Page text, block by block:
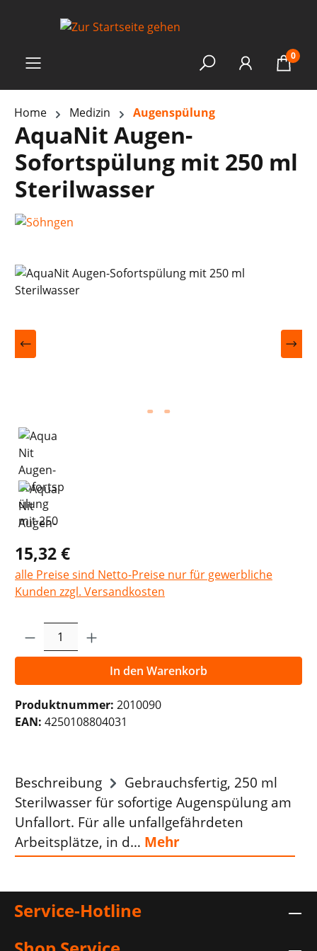
0
Home Medizin Augenspülung
AquaNit Augen-
Sofortspülung mit 250 ml
Sterilwasser
Bildergalerie überspringen
15,32 €
alle Preise sind Netto-Preise nur für gewerbliche
Kunden zzgl. Versandkosten
Produkt Anzahl: Gib den gewünschten
In den Warenkorb
Produktnummer: 2010090
EAN: 4250108804031
Beschreibung
Gebrauchsfertig, 250 ml
Sterilwasser für sofortige Augenspülung am
Unfallort. Für alle unfallgefährdeten
Arbeitsplätze, in d… Mehr
Service-Hotline